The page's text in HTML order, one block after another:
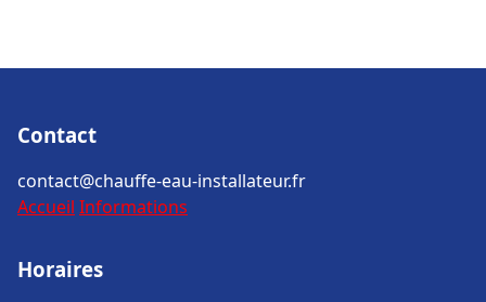
Contact
contact@chauffe-eau-installateur.fr
Accueil Informations
Horaires